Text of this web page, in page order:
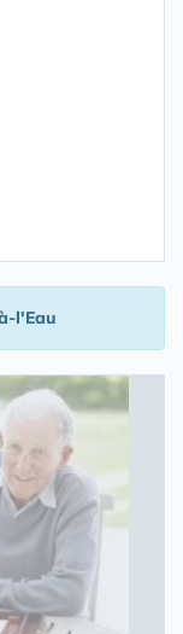
l'Eau